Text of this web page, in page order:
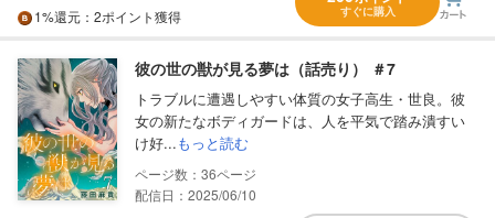
1%還元 ：2ポイント獲得 すぐに購入
彼の世の獣が見る夢は（話売り） ＃7
トラブルに遭遇しやすい体質の女子高生・世良。彼
女の新たなボディガードは、人を平気で踏み潰すい
け好...もっと読む
36
配信日：2025/06/10